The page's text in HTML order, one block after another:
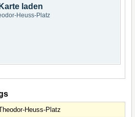
Karte laden
Heuss-Platz
Heuss-Platz